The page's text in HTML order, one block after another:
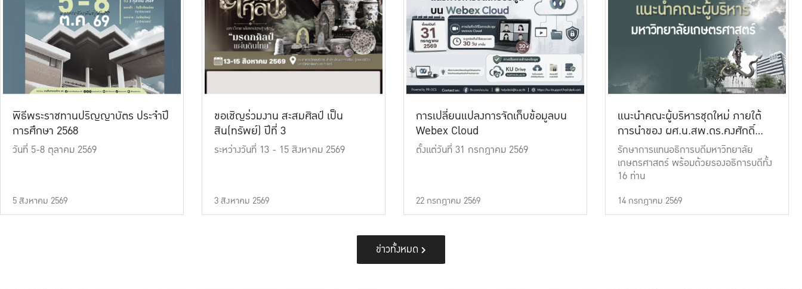
พิธีพระราชทานปริญญาบัตร ประจำปี
การศึกษา 2568
วันที่ 5-8 ตุลาคม 2569
5 สิงหาคม 2569
ขอเชิญร่วมงาน สะสมศิลป์ เป็น
สิน(ทรัพย์) ปีที่ 3
ระหว่างวันที่ 13 - 15 สิงหาคม 2569
3 สิงหาคม 2569
การเปลี่ยนแปลงการจัดเก็บข้อมูลบน
Webex Cloud
ตั้งแต่วันที่ 31 กรกฎาคม 2569
22 กรกฎาคม 2569
แนะนำคณะผู้บริหารชุดใหม่ ภายใต้
การนำของ ผศ.น.สพ.ดร.คงศักดิ์
เที่ยงธรรม
รักษาการแทนอธิการบดีมหาวิทยาลัย
เกษตรศาสตร์ พร้อมด้วยรองอธิการบดีทั้ง
16 ท่าน
14 กรกฎาคม 2569
ข่าวทั้งหมด